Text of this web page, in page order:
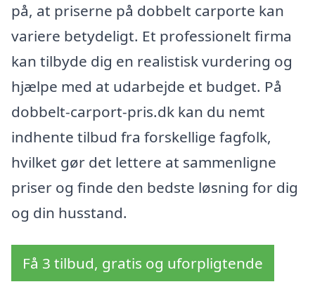
på, at priserne på dobbelt carporte kan
variere betydeligt. Et professionelt firma
kan tilbyde dig en realistisk vurdering og
hjælpe med at udarbejde et budget. På
dobbelt-carport-pris.dk kan du nemt
indhente tilbud fra forskellige fagfolk,
hvilket gør det lettere at sammenligne
priser og finde den bedste løsning for dig
og din husstand.
Få 3 tilbud, gratis og uforpligtende